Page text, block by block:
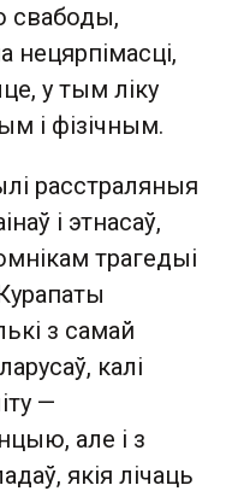
свабоды,
нецярпімасці,
у тым ліку
і фізічным.
расстраляныя
і этнасаў,
трагедыі
з самай
калі
—
але і з
якія лічаць